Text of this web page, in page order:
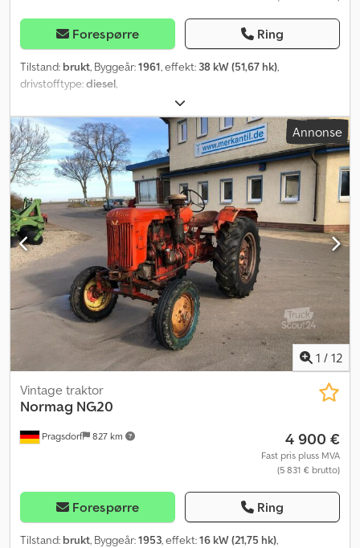
Forespørre Ring
Tilstand: brukt, Byggeår:1961, effekt: 38 kW (51,67 hk),
drivstofftype:diesel
Annonse
1 / 12
Pragsdorf 827 km
Vintage traktor
Normag NG20
4 900 €
Fast pris pluss MVA
(5 831 € brutto)
Forespørre Ring
Tilstand: brukt, Byggeår:1953, effekt:16 kW (21,75 hk),